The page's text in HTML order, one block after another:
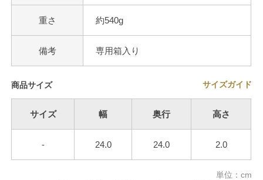
重さ 約540g
備考 専用箱入り
商品サイズ サイズガイド
サイズ 幅 奥行 高さ
- 24.0 24.0 2.0
単位：cm